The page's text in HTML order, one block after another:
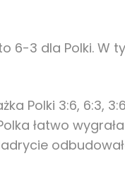
6-3 dla Polki. W
Polki 3:6, 6:3,
łatwo